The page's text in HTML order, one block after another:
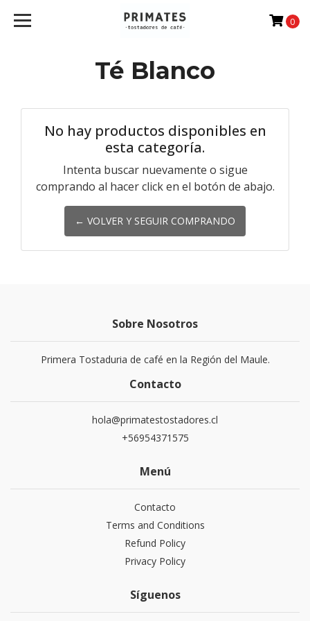
0
Té Blanco
No hay productos disponibles en
esta categoría.
Intenta buscar nuevamente o sigue
comprando al hacer click en el botón de abajo.
← VOLVER Y SEGUIR COMPRANDO
Sobre Nosotros
Primera Tostaduria de café en la Región del Maule.
Contacto
hola@primatestostadores.cl
+56954371575
Menú
Contacto
Terms and Conditions
Refund Policy
Privacy Policy
Síguenos